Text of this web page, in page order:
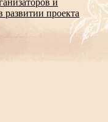
и
проекта